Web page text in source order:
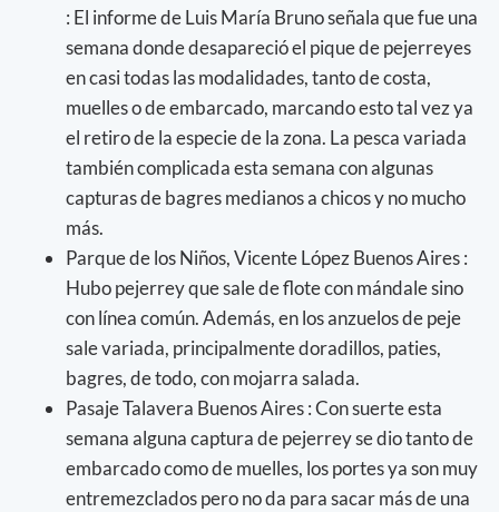
: El informe de Luis María Bruno señala que fue una
semana donde desapareció el pique de pejerreyes
en casi todas las modalidades, tanto de costa,
muelles o de embarcado, marcando esto tal vez ya
el retiro de la especie de la zona. La pesca variada
también complicada esta semana con algunas
capturas de bagres medianos a chicos y no mucho
más.
Parque de los Niños, Vicente López Buenos Aires :
Hubo pejerrey que sale de flote con mándale sino
con línea común. Además, en los anzuelos de peje
sale variada, principalmente doradillos, paties,
bagres, de todo, con mojarra salada.
Pasaje Talavera Buenos Aires : Con suerte esta
semana alguna captura de pejerrey se dio tanto de
embarcado como de muelles, los portes ya son muy
entremezclados pero no da para sacar más de una